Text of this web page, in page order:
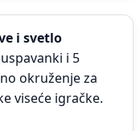
i svetlo
i 5
okruženje za
viseće igračke.